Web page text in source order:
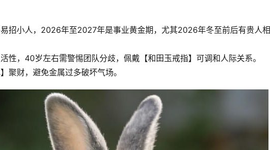
招小人，2026年至2027年是事业黄金期，尤其2026年冬至前后有贵人相
性，40岁左右需警惕团队分歧，佩戴【和田玉戒指】可调和人际关系。
聚财，避免金属过多破坏气场。